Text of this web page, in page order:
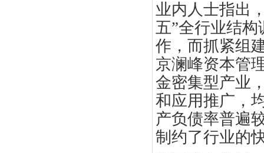
业内人士指出
五”全行业结构
作，而抓紧组
京澜峰资本管
金密集型产业
和应用推广，
产负债率普遍
制约了行业的